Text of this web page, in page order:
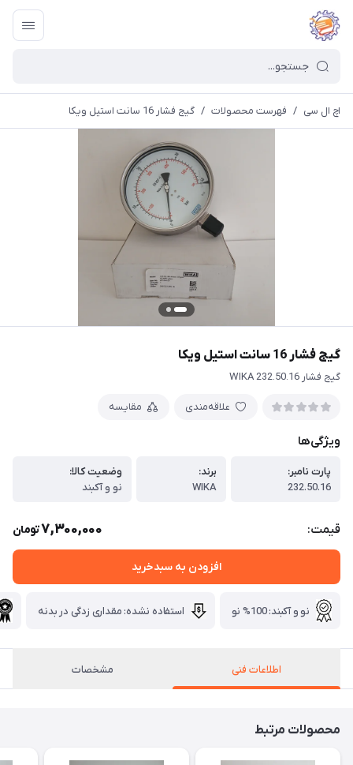
اچ ال سی / فهرست محصولات / گیج فشار 16 سانت استیل ویکا
گیج فشار 16 سانت استیل ویکا
گیج فشار 232.50.16 WIKA
علاقه‌مندی مقایسه
ویژگی‌ها
پارت نامبر:
232.50.16
برند:
WIKA
وضعیت کالا:
نو و آکبند
قیمت: 7,300,000تومان
افزودن به سبدخرید
نو و آکبند: 100% نو استفاده نشده: مقداری زدگی در بدنه
اطلاعات فنی مشخصات
محصولات مرتبط